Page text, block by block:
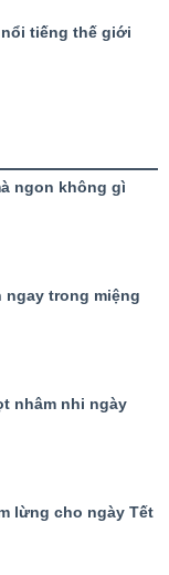
tiếng thế giới
ngon không gì
ngay trong miệng
nhâm nhi ngày
lừng cho ngày Tết